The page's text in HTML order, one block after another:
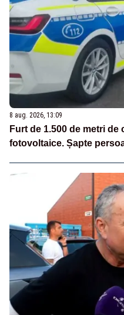
8 aug. 2026, 13:09
Furt de 1.500 de metri
fotovoltaice. Șapte